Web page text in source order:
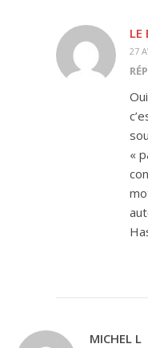
LE
27
«
MICHEL L